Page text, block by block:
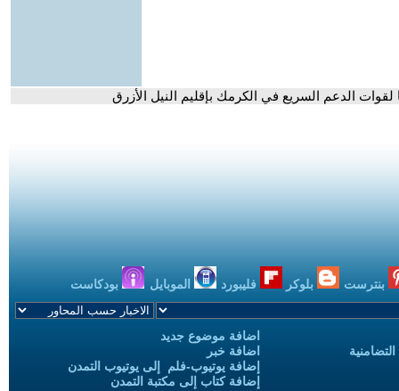
الدعم السريع في الكرمك بإقليم النيل الأزرق
بنترست بلوكر فليبورد الموبايل بودكاست
اضافة موضوع جديد
اضافة خبر
إضافة يوتيوب-فلم إلى يوتيوب التمدن
إضافة كتاب إلى مكتبة التمدن